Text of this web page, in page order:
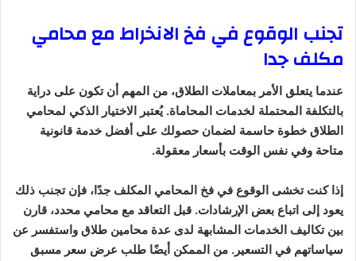
تجنب الوقوع في فخ الانخراط مع محامي
مكلف جدا
عندما يتعلق الأمر بمعاملات الطلاق، من المهم أن تكون على دراية
بالتكلفة المحتملة لخدمات المحاماة. يُعتبر الاختيار الذكي لمحامي
الطلاق خطوة حاسمة لضمان حصولك على أفضل خدمة قانونية
متاحة وفي نفس الوقت بأسعار معقولة.
إذا كنت تخشى الوقوع في فخ المحامي المكلف جدًا، فإن تجنب ذلك
يعود إلى اتباع بعض الإرشادات. قبل التعاقد مع محامي محدد، قارن
بين تكاليف الخدمات المشابهة لدى عدة محامين طلاق واستفسر عن
سياساتهم في التسعير. من الممكن أيضًا طلب عرض سعر مسبق